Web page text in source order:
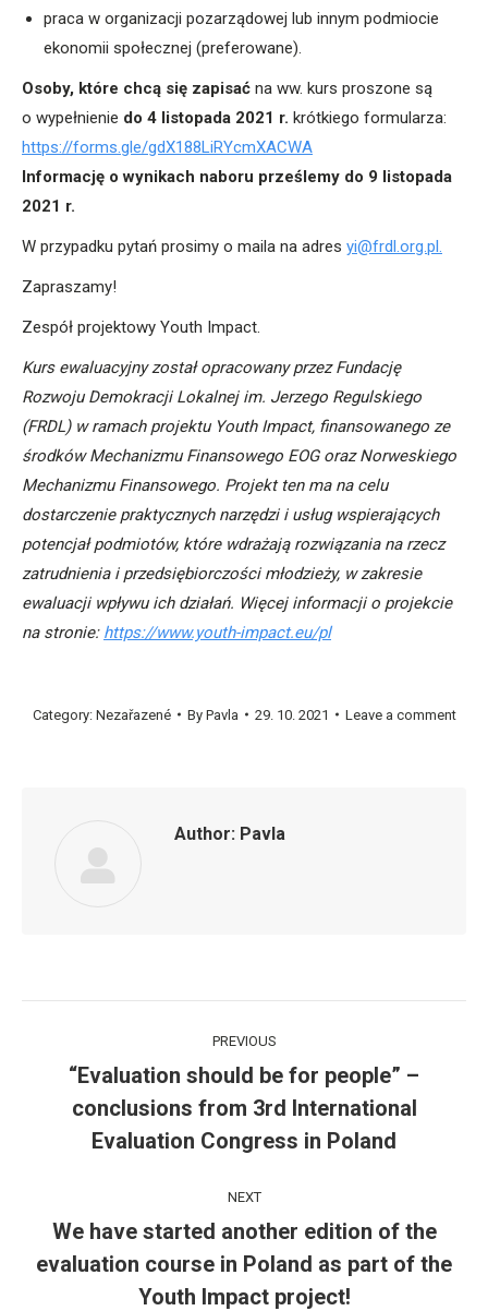
praca w organizacji pozarządowej lub innym podmiocie
ekonomii społecznej (preferowane).
Osoby, które chcą się zapisać na ww. kurs proszone są
o wypełnienie do 4 listopada 2021 r. krótkiego formularza:
https://forms.gle/gdX188LiRYcmXACWA
Informację o wynikach naboru prześlemy do 9 listopada
2021 r.
W przypadku pytań prosimy o maila na adres yi@frdl.org.pl.
Zapraszamy!
Zespół projektowy Youth Impact.
Kurs ewaluacyjny został opracowany przez Fundację
Rozwoju Demokracji Lokalnej im. Jerzego Regulskiego
(FRDL) w ramach projektu Youth Impact, finansowanego ze
środków Mechanizmu Finansowego EOG oraz Norweskiego
Mechanizmu Finansowego. Projekt ten ma na celu
dostarczenie praktycznych narzędzi i usług wspierających
potencjał podmiotów, które wdrażają rozwiązania na rzecz
zatrudnienia i przedsiębiorczości młodzieży, w zakresie
ewaluacji wpływu ich działań. Więcej informacji o projekcie
na stronie: https://www.youth-impact.eu/pl
Category: Nezařazené By Pavla 29. 10. 2021 Leave a comment
Author: Pavla
navigation
PREVIOUS
Previous
post:
“Evaluation should be for people” –
conclusions from 3rd International
Evaluation Congress in Poland
NEXT
Next
post:
We have started another edition of the
evaluation course in Poland as part of the
Youth Impact project!